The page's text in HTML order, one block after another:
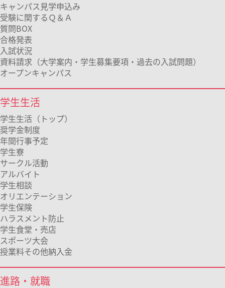
キャンパス見学申込み
受験に関するＱ＆Ａ
質問BOX
合格発表
入試状況
資料請求（大学案内・学生募集要項・過去の入試問題）
オープンキャンパス
学生生活
学生生活（トップ）
奨学金制度
年間行事予定
学生寮
サークル活動
アルバイト
学生相談
オリエンテーション
学生保険
ハラスメント防止
学生食堂・売店
スポーツ大会
授業料その他納入金
進路・就職